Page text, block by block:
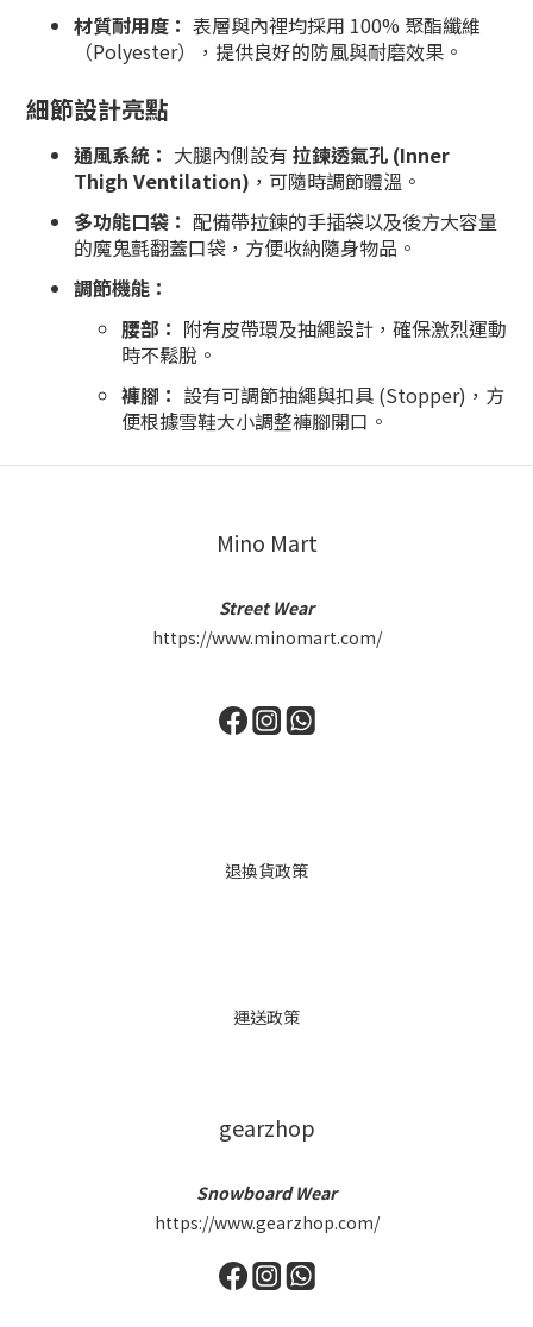
材質耐用度： 表層與內裡均採用 100% 聚酯纖維
（Polyester），提供良好的防風與耐磨效果。
細節設計亮點
通風系統： 大腿內側設有 拉鍊透氣孔 (Inner
Thigh Ventilation) ，可隨時調節體溫。
多功能口袋： 配備帶拉鍊的手插袋以及後方大容量
的魔鬼氈翻蓋口袋，方便收納隨身物品。
調節機能：
腰部： 附有皮帶環及抽繩設計，確保激烈運動
時不鬆脫。
褲腳： 設有可調節抽繩與扣具 (Stopper)，方
便根據雪鞋大小調整褲腳開口。
Mino Mart
Street Wear
https://www.minomart.com/
退換貨政策
運送政策
gearzhop
Snowboard Wear
https://www.gearzhop.com/